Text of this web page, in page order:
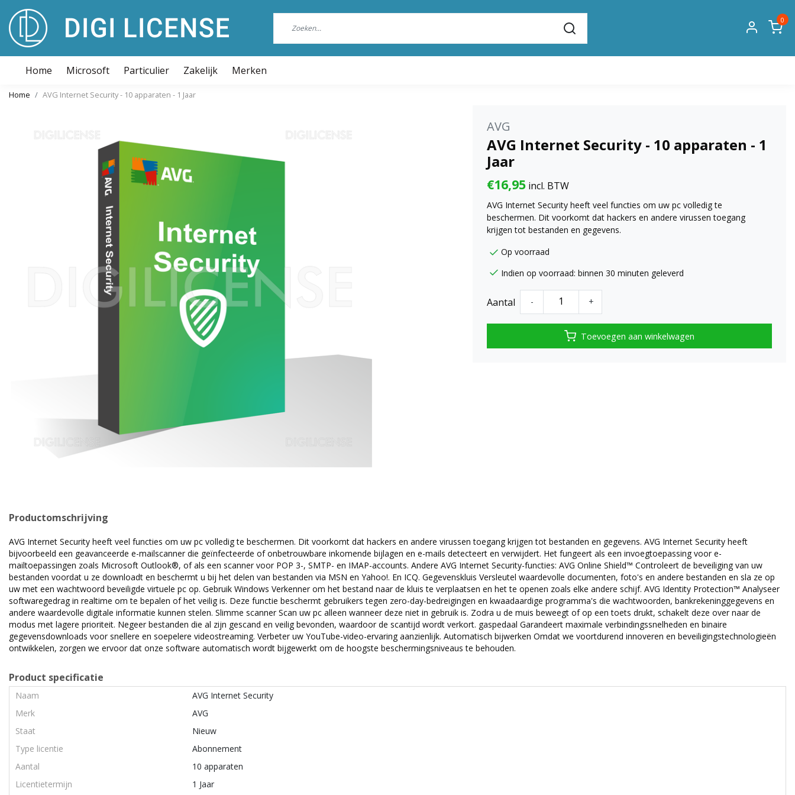
0
Home Microsoft Particulier Zakelijk Merken
Home AVG Internet Security - 10 apparaten - 1 Jaar
AVG
AVG Internet Security - 10 apparaten - 1
Jaar
€16,95 incl. BTW
AVG Internet Security heeft veel functies om uw pc volledig te
beschermen. Dit voorkomt dat hackers en andere virussen toegang
krijgen tot bestanden en gegevens.
Op voorraad
Indien op voorraad: binnen 30 minuten geleverd
Aantal - +
Toevoegen aan winkelwagen
Productomschrijving
AVG Internet Security heeft veel functies om uw pc volledig te beschermen. Dit voorkomt dat hackers en andere virussen toegang krijgen tot bestanden en gegevens. AVG Internet Security heeft
bijvoorbeeld een geavanceerde e-mailscanner die geïnfecteerde of onbetrouwbare inkomende bijlagen en e-mails detecteert en verwijdert. Het fungeert als een invoegtoepassing voor e-
mailtoepassingen zoals Microsoft Outlook®, of als een scanner voor POP 3-, SMTP- en IMAP-accounts. Andere AVG Internet Security-functies: AVG Online Shield™ Controleert de beveiliging van uw
bestanden voordat u ze downloadt en beschermt u bij het delen van bestanden via MSN en Yahoo!. En ICQ. Gegevenskluis Versleutel waardevolle documenten, foto's en andere bestanden en sla ze op
uw met een wachtwoord beveiligde virtuele pc op. Gebruik Windows Verkenner om het bestand naar de kluis te verplaatsen en het te openen zoals elke andere schijf. AVG Identity Protection™ Analyseer
softwaregedrag in realtime om te bepalen of het veilig is. Deze functie beschermt gebruikers tegen zero-day-bedreigingen en kwaadaardige programma's die wachtwoorden, bankrekeninggegevens en
andere waardevolle digitale informatie kunnen stelen. Slimme scanner Scan uw pc alleen wanneer deze niet in gebruik is. Zodra u de muis beweegt of op een toets drukt, schakelt deze over naar de
modus met lagere prioriteit. Negeer bestanden die al zijn gescand en veilig bevonden, waardoor de scantijd wordt verkort. gaspedaal Garandeert maximale verbindingssnelheden en binaire
gegevensdownloads voor snellere en soepelere videostreaming. Verbeter uw YouTube-video-ervaring aanzienlijk. Automatisch bijwerken Omdat we voortdurend innoveren en beveiligingstechnologieën
ontwikkelen, zorgen we ervoor dat onze software automatisch wordt bijgewerkt om de hoogste beschermingsniveaus te behouden.
Product specificatie
Naam
AVG Internet Security
Merk
AVG
Staat
Nieuw
Type licentie
Abonnement
Aantal
10 apparaten
Licentietermijn
1 Jaar